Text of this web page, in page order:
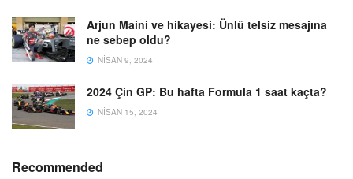
Arjun Maini ve hikayesi: Ünlü telsiz mesajına
ne sebep oldu?
NISAN 9, 2024
2024 Çin GP: Bu hafta Formula 1 saat kaçta?
NISAN 15, 2024
Recommended